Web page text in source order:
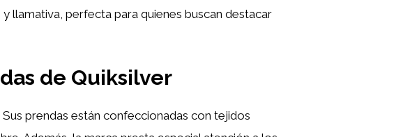
llamativa, perfecta para quienes buscan destacar
de Quiksilver
prendas están confeccionadas con tejidos